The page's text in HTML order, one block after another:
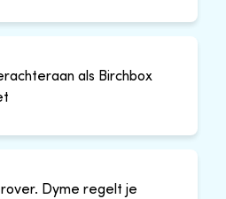
als Birchbox
Dyme regelt je